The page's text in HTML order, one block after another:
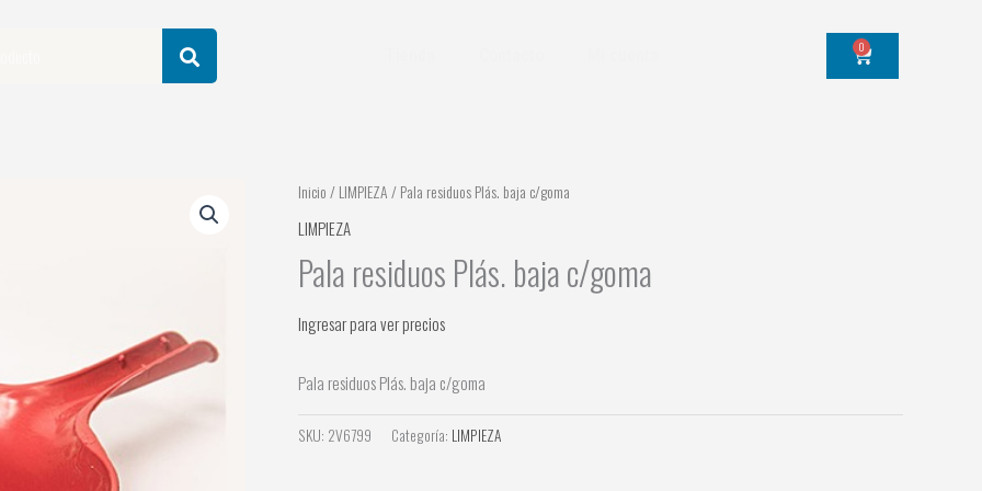
0
Cart
Inicio / LIMPIEZA / Pala residuos Plás. baja c/goma
LIMPIEZA
Pala residuos Plás. baja c/goma
Ingresar para ver precios
Pala residuos Plás. baja c/goma
SKU: 2V6799 Categoría: LIMPIEZA